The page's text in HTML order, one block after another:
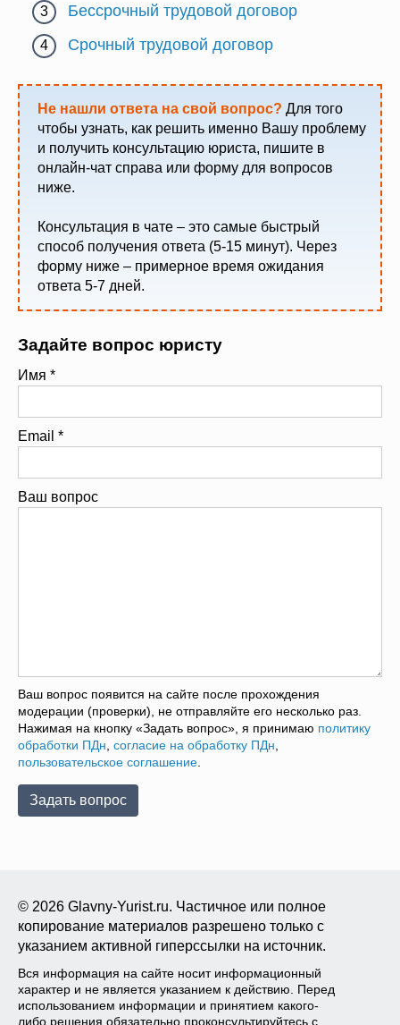
Бессрочный трудовой договор
Срочный трудовой договор
Не нашли ответа на свой вопрос? Для того
чтобы узнать, как решить именно Вашу проблему
и получить консультацию юриста, пишите в
онлайн-чат справа или форму для вопросов
ниже.
Консультация в чате – это самые быстрый
способ получения ответа (5-15 минут). Через
форму ниже – примерное время ожидания
ответа 5-7 дней.
Задайте вопрос юристу
Имя *
Email *
Ваш вопрос
Ваш вопрос появится на сайте после прохождения
модерации (проверки), не отправляйте его несколько раз.
Нажимая на кнопку «Задать вопрос», я принимаю политику
обработки ПДн согласие на обработку ПДн
пользовательское соглашение
© 2026 Glavny-Yurist.ru. Частичное или полное
копирование материалов разрешено только с
указанием активной гиперссылки на источник.
Вся информация на сайте носит информационный
характер и не является указанием к действию. Перед
использованием информации и принятием какого-
либо решения обязательно проконсультируйтесь с